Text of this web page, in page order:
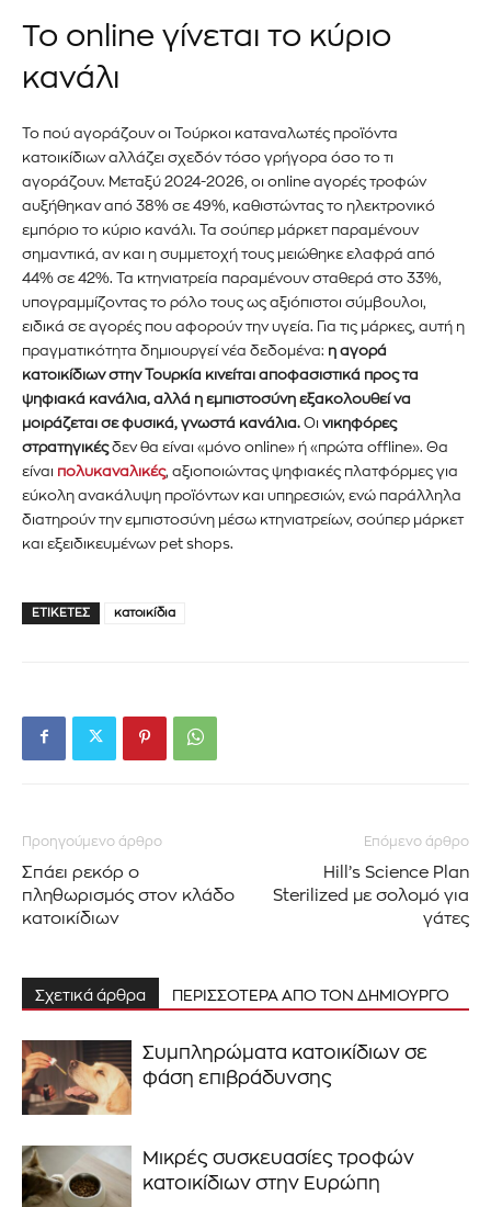
Το online γίνεται το κύριο
κανάλι
Το πού αγοράζουν οι Τούρκοι καταναλωτές προϊόντα
κατοικίδιων αλλάζει σχεδόν τόσο γρήγορα όσο το τι
αγοράζουν. Μεταξύ 2024-2026, οι online αγορές τροφών
αυξήθηκαν από 38% σε 49%, καθιστώντας το ηλεκτρονικό
εμπόριο το κύριο κανάλι. Τα σούπερ μάρκετ παραμένουν
σημαντικά, αν και η συμμετοχή τους μειώθηκε ελαφρά από
44% σε 42%. Τα κτηνιατρεία παραμένουν σταθερά στο 33%,
υπογραμμίζοντας το ρόλο τους ως αξιόπιστοι σύμβουλοι,
ειδικά σε αγορές που αφορούν την υγεία. Για τις μάρκες, αυτή η
πραγματικότητα δημιουργεί νέα δεδομένα: η αγορά
κατοικίδιων στην Τουρκία κινείται αποφασιστικά προς τα
ψηφιακά κανάλια, αλλά η εμπιστοσύνη εξακολουθεί να
μοιράζεται σε φυσικά, γνωστά κανάλια. Οι νικηφόρες
στρατηγικέςδεν θα είναι «μόνο online» ή «πρώτα offline». Θα
είναι πολυκαναλικές, αξιοποιώντας ψηφιακές πλατφόρμες για
εύκολη ανακάλυψη προϊόντων και υπηρεσιών, ενώ παράλληλα
διατηρούν την εμπιστοσύνη μέσω κτηνιατρείων, σούπερ μάρκετ
και εξειδικευμένων pet shops.
ΕΤΙΚΈΤΕΣ κατοικίδια
Προηγούμενο άρθρο
Σπάει ρεκόρ ο
πληθωρισμός στον κλάδο
κατοικίδιων
Επόμενο άρθρο
Hill’s Science Plan
Sterilized με σολομό για
γάτες
Σχετικά άρθρα ΠΕΡΙΣΣΟΤΕΡΑ ΑΠΟ ΤΟΝ ΔΗΜΙΟΥΡΓΟ
Συμπληρώματα κατοικίδιων σε
φάση επιβράδυνσης
Μικρές συσκευασίες τροφών
κατοικίδιων στην Ευρώπη